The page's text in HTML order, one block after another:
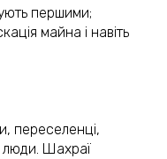
першими;
майна і навіть
переселенці,
люди. Шахраї